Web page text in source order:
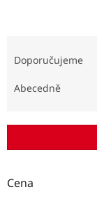
r
d
Doporučujeme
Abecedně
Cena